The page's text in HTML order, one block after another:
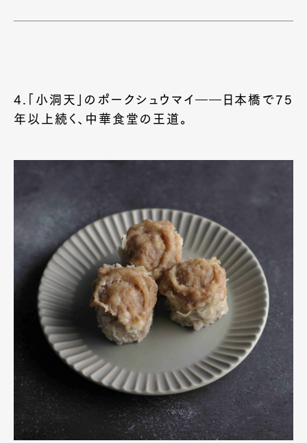
Pen Meet
Pen international
4.「小洞天」のポークシュウマイ――日本橋で75
年以上続く、中華食堂の王道。